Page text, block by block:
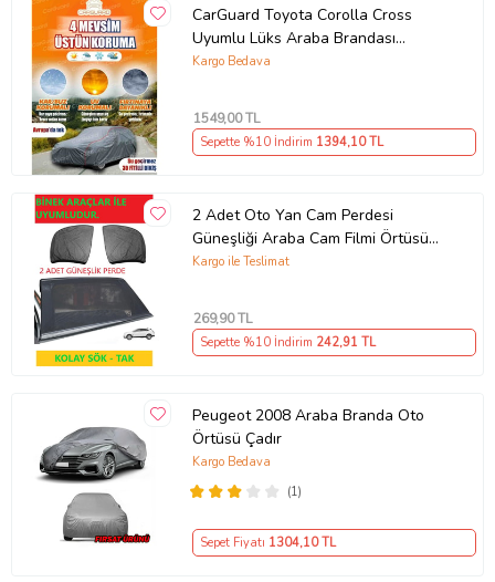
CarGuard Toyota Corolla Cross
Uyumlu Lüks Araba Brandası
Miflonlu Branda Oto Çadır Örtü
Kargo Bedava
1549,00 TL
Sepette %10 İndirim 1394,10 TL
2 Adet Oto Yan Cam Perdesi
Güneşliği Araba Cam Filmi Örtüsü
Anne Bebek Emzirme Kılıfı Araç
Kargo ile Teslimat
269,90 TL
Sepette %10 İndirim 242,91 TL
Peugeot 2008 Araba Branda Oto
Örtüsü Çadır
(1)
Kargo Bedava
Sepet Fiyatı 1304,10 TL